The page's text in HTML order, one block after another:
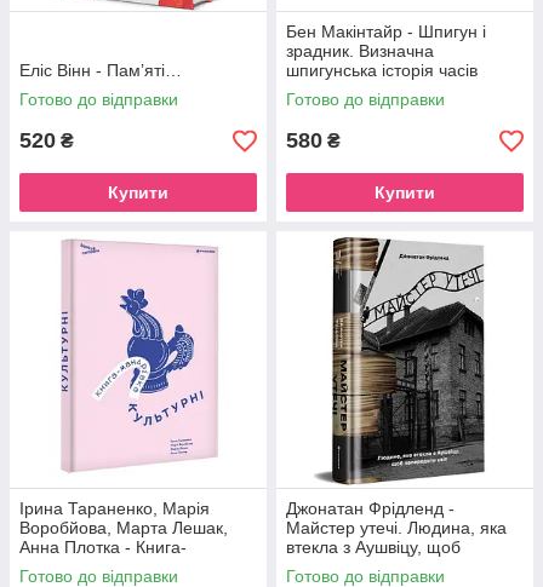
Еліс Вінн - Пам’яті…
Готово до відправки
520 ₴
Купити
Бен Макінтайр - Шпигун і
зрадник. Визначна
шпигунська історія часів
Холодної війни
Готово до відправки
580 ₴
Купити
Ірина Тараненко, Марія
Воробйова, Марта Лешак,
Анна Плотка - Книга-
мандрівка. Культурні
Готово до відправки
Джонатан Фрідленд -
Майстер утечі. Людина, яка
втекла з Аушвіцу, щоб
попередити світ
Готово до відправки